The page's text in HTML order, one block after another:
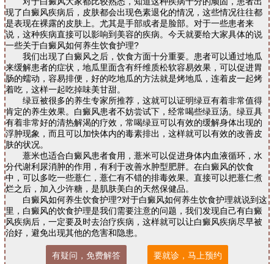
现了白癜风疾病后，皮肤都会出现色素退化的情况，这些情况往往都
是表现在裸露的皮肤上。尤其是手部或者是脸部。对于一些患者来
说，这种疾病直接可以影响到美容的疾病。今天就要给大家具体的说
一些关于白癜风如何养生饮食护理?
我们出现了白癜风之后，饮食方面十分重要。患者可以通过地瓜
来缓解患者的症状，地瓜里面含有纤维质松软容易效果，可以促进胃
肠的蠕动，容易排便，好的吃地瓜的方法就是烤地瓜，连着皮一起烤
着吃，这样一起吃掉味美甘甜。
绿豆被很多的养生专家所推荐，这就可以证明绿豆有着非常值得
肯定的养生效果。白癜风患者不妨尝试下，经常喝些绿豆汤。绿豆具
有着非常好的清热解渴的疗效，常喝绿豆可以有效的缓解身体出现的
浮肿现象，而且可以加快体内的毒素排出，这样就可以有效的改善皮
肤的状况。
薏米也适合白癜风患者食用，薏米可以促进身体内血液循环，水
分代谢利尿消肿的作用，有利于改善水肿型肥胖。在白癜风的饮食
中，可以多吃一些薏仁，薏仁有不错的排毒效果。直接可以把薏仁煮
烂之后，加入少许糖，是肌肤美白的天然保健品。
白癜风如何养生饮食护理?对于白癜风如何养生饮食护理就说到这
里，白癜风的饮食护理是我们需要注意的问题，我们发现自己有白癜
风疾病后，一定要及时去治疗疾病，这样就可以让白癜风疾病尽早被
治好，避免出现其他的危害和隐患。
有疑问，免费解答 要就诊，马上预约